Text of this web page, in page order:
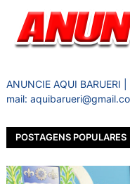
ANUNCIE AQUI BARUERI
mail:
POSTAGENS POPULARES